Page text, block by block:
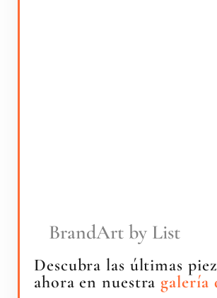
BrandArt by List
Descubra las últimas
ahora en nuestra galería